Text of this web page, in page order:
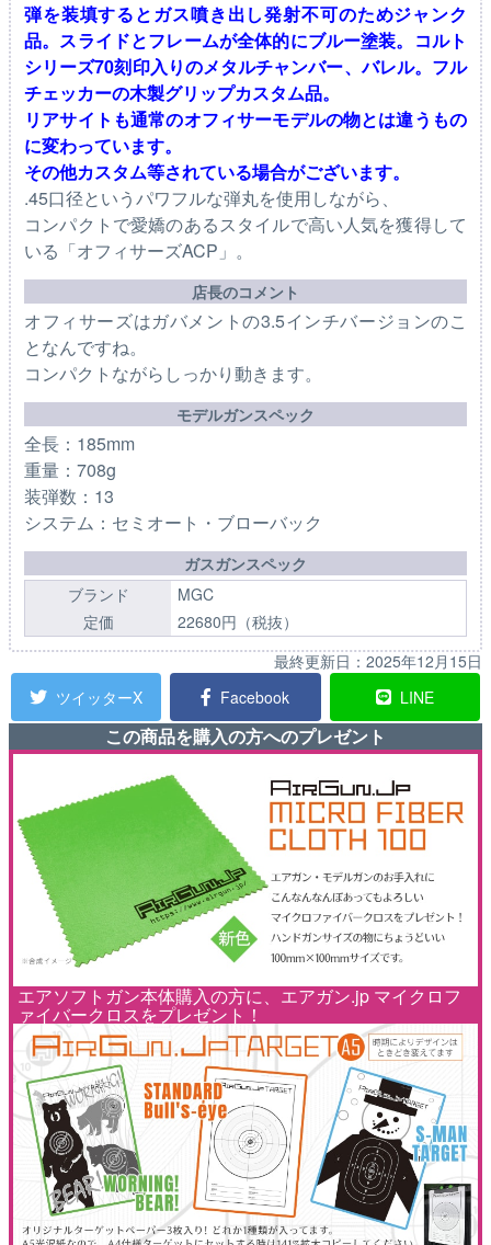
弾を装填するとガス噴き出し発射不可のためジャンク
品。スライドとフレームが全体的にブルー塗装。コルト
シリーズ70刻印入りのメタルチャンバー、バレル。フル
チェッカーの木製グリップカスタム品。
リアサイトも通常のオフィサーモデルの物とは違うもの
に変わっています。
その他カスタム等されている場合がございます。
.45口径というパワフルな弾丸を使用しながら、
コンパクトで愛嬌のあるスタイルで高い人気を獲得して
いる「オフィサーズACP」。
店長のコメント
オフィサーズはガバメントの3.5インチバージョンのこ
となんですね。
コンパクトながらしっかり動きます。
モデルガンスペック
全長：185mm
重量：708g
装弾数：13
システム：セミオート・ブローバック
ガスガンスペック
ブランド
MGC
定価
22680円（税抜）
最終更新日： 2025年12月15日
ツイッターX
Facebook LINE
この商品を購入の方へのプレゼント
エアソフトガン本体購入の方に、エアガン.jp マイクロフ
ァイバークロスをプレゼント！